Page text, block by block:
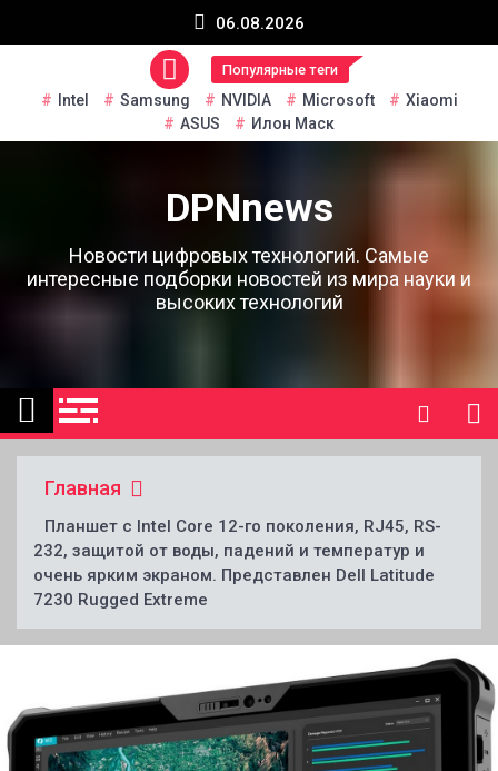
06.08.2026
Популярные теги
Intel Samsung NVIDIA Microsoft
Xiaomi
ASUS
Илон Маск
DPNnews
Новости цифровых технологий. Самые
интересные подборки новостей из мира науки и
высоких технологий
Главная
Планшет с Intel Core 12-го поколения, RJ45, RS-
232, защитой от воды, падений и температур и
очень ярким экраном. Представлен Dell Latitude
7230 Rugged Extreme